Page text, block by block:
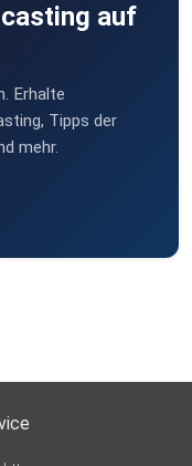
auf
Erhalte
Tipps der
mehr.